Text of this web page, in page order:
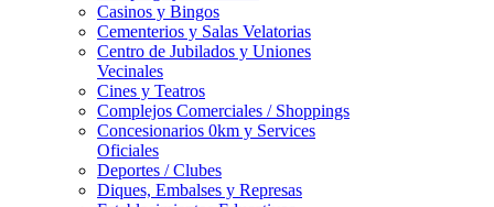
Casinos y Bingos
Cementerios y Salas Velatorias
Centro de Jubilados y Uniones
Vecinales
Cines y Teatros
Complejos Comerciales / Shoppings
Concesionarios 0km y Services
Oficiales
Deportes / Clubes
Diques, Embalses y Represas